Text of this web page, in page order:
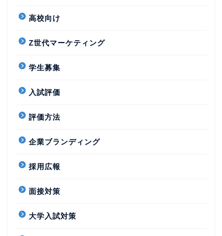
高校向け
Z世代マーケティング
学生募集
入試評価
評価方法
企業ブランディング
採用広報
面接対策
大学入試対策